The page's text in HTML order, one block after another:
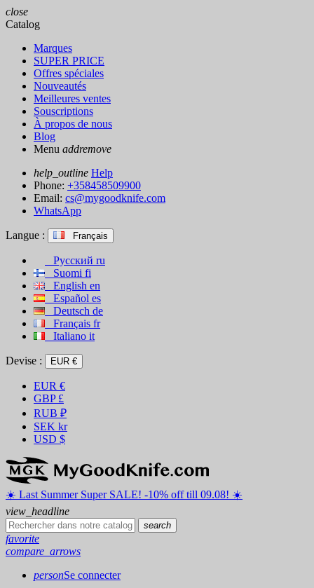
close
Catalog
Marques
SUPER PRICE
Offres spéciales
Nouveautés
Meilleures ventes
Souscriptions
À propos de nous
Blog
Menu addremove
help_outline Help
Phone: +358458509900
Email: cs@mygoodknife.com
WhatsApp
Langue : Français
Русский ru
Suomi fi
English en
Español es
Deutsch de
Français fr
Italiano it
Devise : EUR €
EUR €
GBP £
RUB ₽
SEK kr
USD $
☀️ ️Last Summer Super SALE! -10% off till 09.08! ☀️
view_headline
search
favorite
compare_arrows
personSe connecter